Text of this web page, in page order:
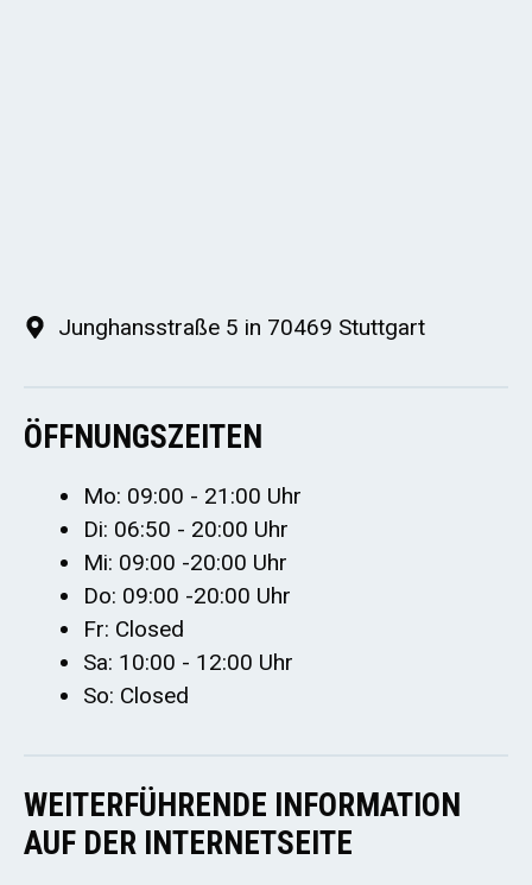
Junghansstraße 5 in 70469 Stuttgart
ÖFFNUNGSZEITEN
Mo: 09:00 - 21:00 Uhr
Di: 06:50 - 20:00 Uhr
Mi: 09:00 -20:00 Uhr
Do: 09:00 -20:00 Uhr
Fr: Closed
Sa: 10:00 - 12:00 Uhr
So: Closed
WEITERFÜHRENDE INFORMATION
AUF DER INTERNETSEITE